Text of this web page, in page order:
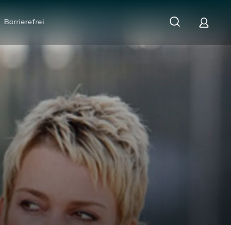
Barrierefrei